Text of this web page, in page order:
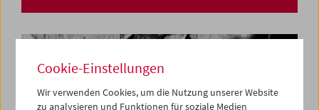
Cookie-Einstellungen
Wir verwenden Cookies, um die Nutzung unserer Website
zu analysieren und Funktionen für soziale Medien